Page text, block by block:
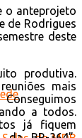
o anteprojeto
de Rodrigues
deste
produtiva.
mais
a todos.
já fiquem